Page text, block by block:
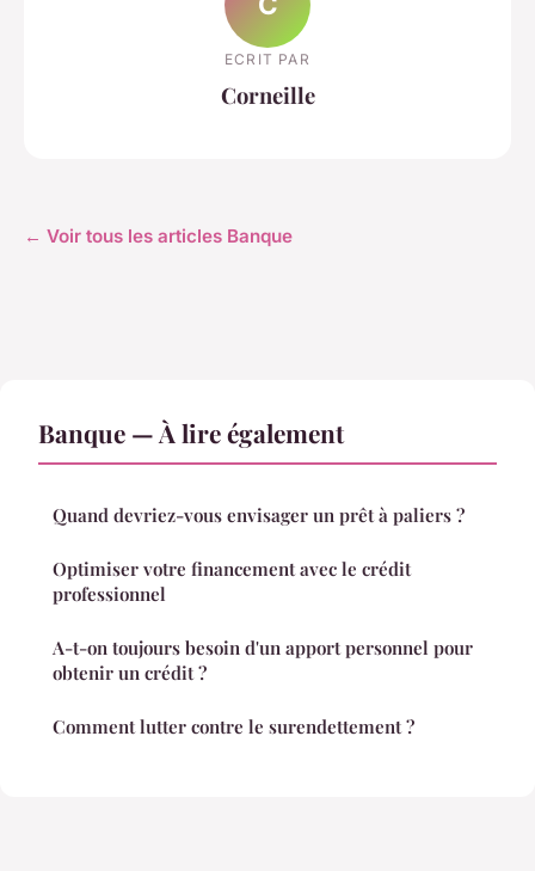
ECRIT PAR
Corneille
← Voir tous les articles Banque
Banque — À lire également
Quand devriez-vous envisager un prêt à paliers ?
Optimiser votre financement avec le crédit
professionnel
A-t-on toujours besoin d'un apport personnel pour
obtenir un crédit ?
Comment lutter contre le surendettement ?